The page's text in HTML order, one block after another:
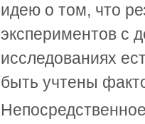
идею о том, что
экспериментов с
исследованиях
быть учтены